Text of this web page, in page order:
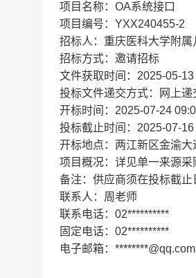
项目名称：OA系统接口
项目编号：YXX240455-2
招标人：重庆医科大学附属
招标方式：邀请招标
文件获取时间：2025-05-
投标文件递交方式：网上递
开标时间：2025-07-24
投标截止时间：2025-07-
开标地点：两江新区金渝
项目概况：详见单一来源采
备注：供应商须在投标截止
联系人：周老师
联系电话：02**********
固定电话：02**********
电子邮箱：********@qq.com